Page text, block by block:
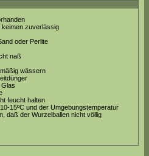
keimen zuverlässig
oder Perlite
naß
wässern
feucht halten
15ºC und der Umgebungstemperatur
daß der Wurzelballen nicht völlig